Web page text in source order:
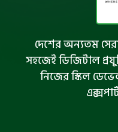
দেশের অন্যতম
সহজেই ডিজিটাল
নিজের স্কিল